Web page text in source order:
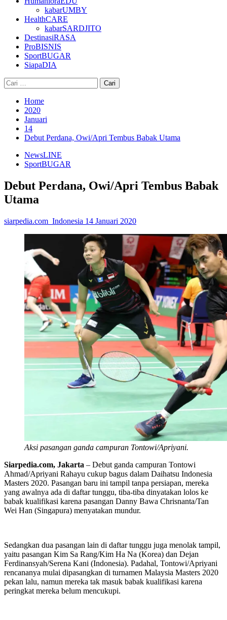
kabarUMBY
HealthCARE
kabarSARDJITO
DestinasiRASA
ProBISNIS
SportBUGAR
SiapaDIA
Cari
untuk:
Home
2020
Januari
14
Debut Perdana, Owi/Apri Tembus Babak Utama
NewsLINE
SportBUGAR
Debut Perdana, Owi/Apri Tembus Babak
Utama
siarpedia.com_Indonesia 14 Januari 2020
Aksi pasangan ganda campuran Tontowi/Apriyani.
Siarpedia.com, Jakarta – Debut ganda campuran Tontowi
Ahmad/Apriyani Rahayu cukup bagus dalam Daihatsu Indonesia
Masters 2020. Pasangan baru ini tampil tanpa persiapan, mereka
yang awalnya ada di daftar tunggu, tiba-tiba dinyatakan lolos ke
babak kualifikasi karena pasangan Danny Bawa Chrisnanta/Tan
Wei Han (Singapura) menyatakan mundur.
Sedangkan dua pasangan lain di daftar tunggu juga menolak tampil,
yaitu pasangan Kim Sa Rang/Kim Ha Na (Korea) dan Dejan
Ferdinansyah/Serena Kani (Indonesia). Padahal, Tontowi/Apriyani
rencananya mulai dipasangkan di turnamen Malaysia Masters 2020
pekan lalu, namun mereka tak masuk babak kualifikasi karena
peringkat mereka belum mencukupi.